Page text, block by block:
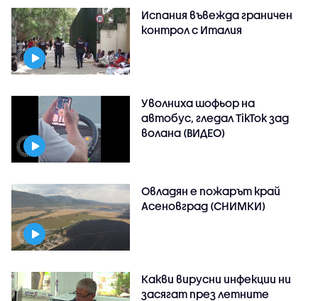
Испания въвежда граничен
контрол с Италия
Уволниха шофьор на
автобус, гледал TikTok зад
волана (ВИДЕО)
Овладян е пожарът край
Асеновград (СНИМКИ)
Какви вирусни инфекции ни
засягат през летните